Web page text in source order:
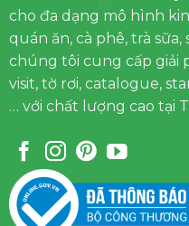
cho đa dạng mô hình
quán ăn, cà phê, trà
chúng tôi cung cấp giải
visit, tờ rơi, catalogue,
… với chất lượng cao tại